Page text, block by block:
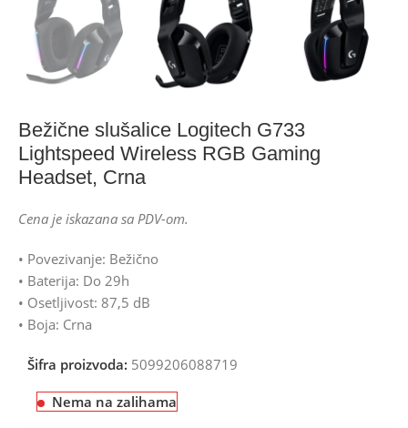
Bežične slušalice Logitech G733
Lightspeed Wireless RGB Gaming
Headset, Crna
Cena je iskazana sa PDV-om.
• Povezivanje: Bežično
• Baterija: Do 29h
• Osetljivost: 87,5 dB
• Boja: Crna
Šifra proizvoda: 5099206088719
Nema na zalihama